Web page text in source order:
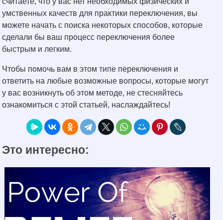
умственных качеств для практики переключения, вы
можете начать с поиска некоторых способов, которые
сделали бы ваш процесс переключения более
быстрым и легким.
Чтобы помочь вам в этом типе переключения и
ответить на любые возможные вопросы, которые могут
у вас возникнуть об этом методе, не стесняйтесь
ознакомиться с этой статьей, наслаждайтесь!
Это интересно: